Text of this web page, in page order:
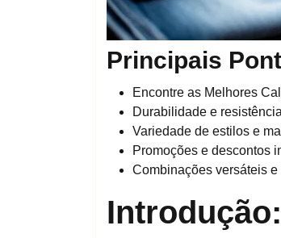
Principais
Encontre as Melhores
Durabilidade e
Variedade de estilos e
Promoções e descontos
Combinações versáteis e